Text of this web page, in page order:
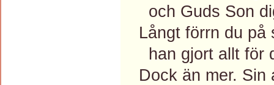
och Guds Son
Långt förrn du på
han gjort allt för
Dock än mer. Sin